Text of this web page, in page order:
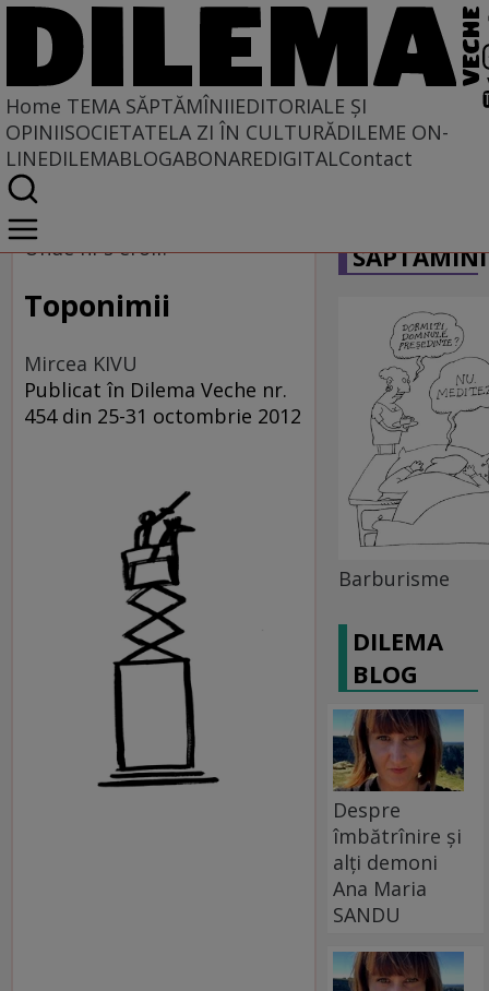
Home TEMA SĂPTĂMÎNIIEDITORIALE ȘI
OPINIISOCIETATELA ZI ÎN CULTURĂDILEME ON-
LINEDILEMABLOGABONAREDIGITALContact
Home
Tema săptămînii
Unde ni-s eroii?
Toponimii
Mircea KIVU
Publicat în Dilema Veche nr.
454 din 25-31 octombrie 2012
Barburisme
DILEMA
BLOG
Despre
îmbătrînire și
alți demoni
Ana Maria
SANDU